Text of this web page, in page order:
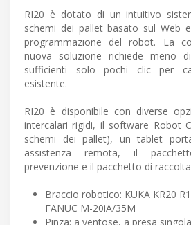
RI20 è dotato di un intuitivo
schemi dei pallet basato sul Web
programmazione del robot. La
nuova soluzione richiede meno
sufficienti solo pochi clic per
esistente.
RI20 è disponibile con diverse
intercalari rigidi, il software Robot
schemi dei pallet), un tablet
assistenza remota, il
prevenzione e il pacchetto di
Braccio robotico: KUKA KR20
FANUC M-20iA/35M
Pinza: a ventose, a presa